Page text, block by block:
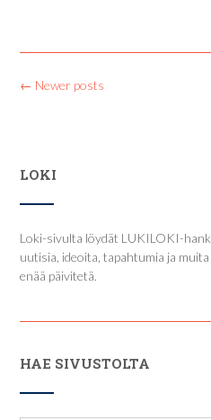
Posts
← Newer posts
LOKI
Loki-sivulta löydät LUKILOKI-
uutisia, ideoita, tapahtumia ja
enää päivitetä.
HAE SIVUSTOLTA